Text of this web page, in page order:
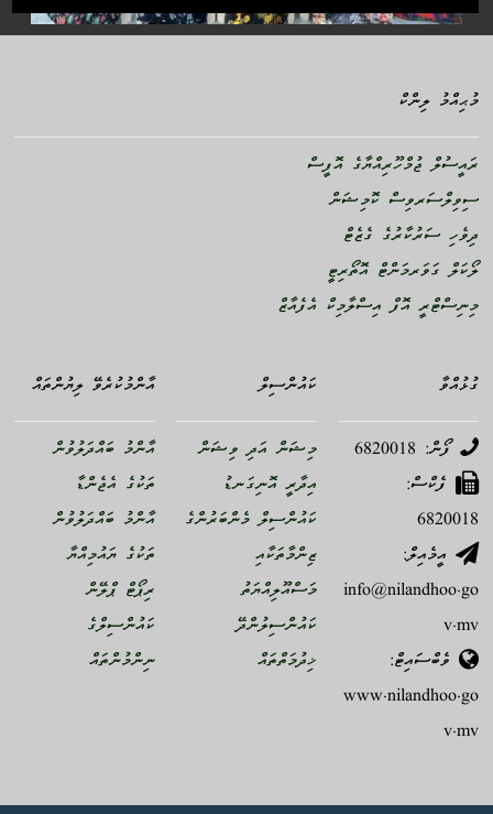
މުޙިއްމު ލިންކް
ރައީސުލް ޖުމްހޫރިއްޔާގެ އޮފީސް
ސިވިލްސަރވިސް ކޮމިޝަން
ދިވެހި ސަރުކާރުގެ ގެޒެޓް
ލޯކަލް ގަވަރމަންޓް އޮތޯރިޓީ
މިނިސްޓްރީ އޮފް އިސްލާމިކް އެފެއާޒް
އާންމުކުރެވޭ ލިޔުންތައް
އާންމު ބައްދަލުވުން
ތަކުގެ އެޖެންޑާ
އާންމު ބައްދަލުވުން
ތަކުގެ ޔައުމިއްޔާ
ރިޕޯޓް ޕްލޭން
ކައުންސިލްގެ
ނިންމުންތައް
ކައުންސިލް
މިޝަން އަދި ވިޝަން
އިދާރީ އޮނިގަނޑު
ކައުންސިލް މެންބަރުންގެ
ޒިންމާތަކާއި
މަސްއޫލިއްޔަތު
ކައުންސިލުންދޭ
ޚިދުމަތްތައް
ގުޅުއްވާ
ފޯން: 6820018
ފެކްސް:
6820018
އީމެއިލް:
info@nilandhoo.go
v.mv
ވެބްސައިޓް:
www.nilandhoo.go
v.mv